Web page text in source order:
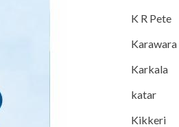
K R Pete
Karawara
Karkala
katar
Kikkeri